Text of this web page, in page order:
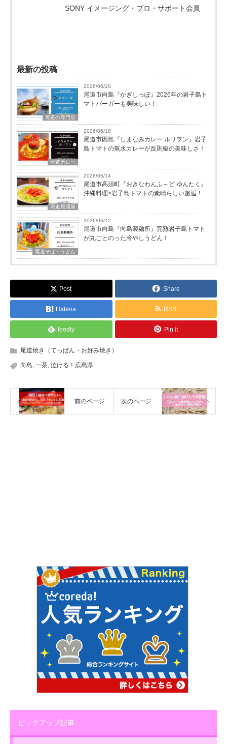
SONY イメージング・プロ・サポート会員
最新の投稿
尾道の専門店
2026/06/20
尾道市向島『かぎしっぽ』2026年の岩子島ト
マトバーガーも美味しい！
尾道カレー
2026/06/18
尾道市因島『しまなみカレー ルリヲン』岩子
島トマトの無水カレーが反則級の美味しさ！
尾道居酒屋
2026/06/14
尾道市高須町『おきなわんふ～ど ゆんたく』
沖縄料理×岩子島トマトの素晴らしい邂逅！
尾道そば・うどん
2026/06/12
尾道市向島『向島製麺所』完熟岩子島トマト
が丸ごとのった冷やしうどん！
Post Share
Hatena RSS
feedly Pin it
尾道焼き（てっぱん・お好み焼き）
向島 一茶 泣ける！広島県
前のページ 次のページ
ピックアップ記事